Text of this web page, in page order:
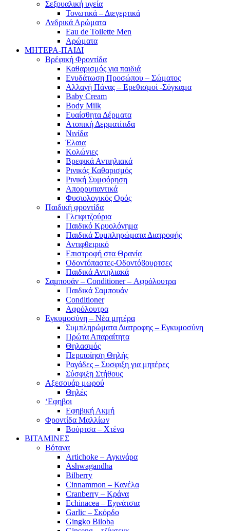
Σεξουαλική υγεία
Τονωτικά – Διεγερτικά
Ανδρικά Αρώματα
Eau de Toilette Men
Αρώματα
ΜΗΤΕΡΑ-ΠΑΙΔΙ
Βρέφική Φροντίδα
Καθαρισμός για παιδιά
Ενυδάτωση Προσώπου – Σώματος
Αλλαγή Πάνας – Ερεθισμοί -Σύγκαμα
Baby Cream
Body Milk
Ευαίσθητα Δέρματα
Ατοπική Δερματίτιδα
Νινίδα
Έλαια
Κολώνιες
Βρεφικά Αντιηλιακά
Ρινικός Καθαρισμός
Ρινική Συμφόρηση
Απορρυπαντικά
Φυσιολογικός Ορός
Παιδική φροντίδα
Γλειφιτζούρια
Παιδικό Κρυολόγημα
Παιδικά Συμπληρώματα Διατροφής
Αντιφθειρικό
Επιστροφή στα Θρανία
Οδοντόπαστες-Οδοντόβουρτσες
Παιδικά Αντηλιακά
Σαμπουάν – Conditioner – Αφρόλουτρα
Παιδικά Σαμπουάν
Conditioner
Αφρόλουτρα
Εγκυμοσύνη – Νέα μητέρα
Συμπληρώματα Διατροφης – Εγκυμοσύνη
Πρώτα Απαραίτητα
Θηλασμός
Περιποίηση Θηλής
Ραγάδες – Συσφιξη για μητέρες
Σύσφιξη Στήθους
Αξεσουάρ μωρού
Θηλές
‘Εφηβοι
Εφηβική Ακμή
Φροντίδα Μαλλίων
Βούρτσα – Χτένα
ΒΙΤΑΜΙΝΕΣ
Βότανα
Artichoke – Αγκινάρα
Ashwagandha
Bilberry
Cinnammon – Κανέλα
Cranberry – Κράνα
Echinacea – Εχινάτσια
Garlic – Σκόρδο
Gingko Biloba